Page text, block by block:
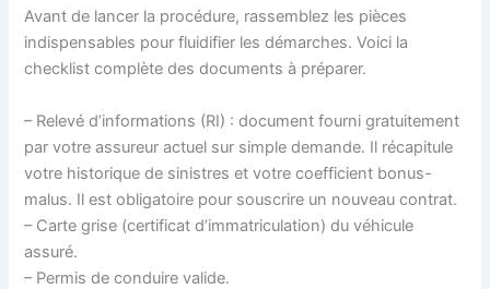
Avant de lancer la procédure, rassemblez les pièces
indispensables pour fluidifier les démarches. Voici la
checklist complète des documents à préparer.
– Relevé d’informations (RI) : document fourni gratuitement
par votre assureur actuel sur simple demande. Il récapitule
votre historique de sinistres et votre coefficient bonus-
malus. Il est obligatoire pour souscrire un nouveau contrat.
– Carte grise (certificat d’immatriculation) du véhicule
assuré.
– Permis de conduire valide.